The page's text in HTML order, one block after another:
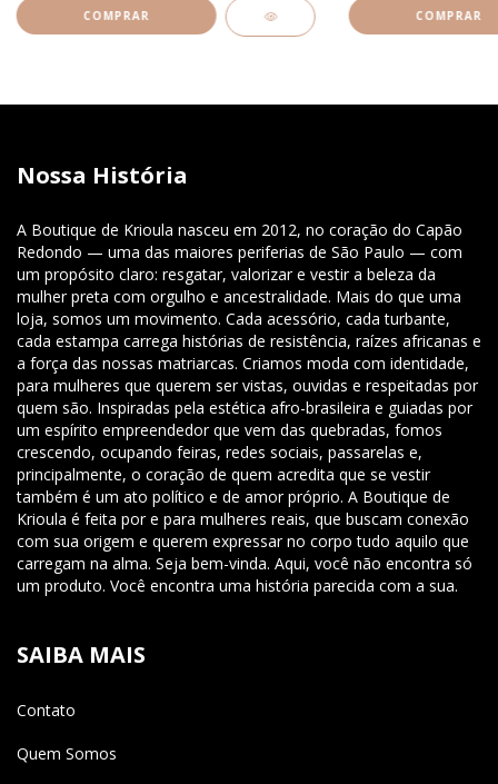
Nossa História
A Boutique de Krioula nasceu em 2012, no coração do Capão
Redondo — uma das maiores periferias de São Paulo — com
um propósito claro: resgatar, valorizar e vestir a beleza da
mulher preta com orgulho e ancestralidade. Mais do que uma
loja, somos um movimento. Cada acessório, cada turbante,
cada estampa carrega histórias de resistência, raízes africanas e
a força das nossas matriarcas. Criamos moda com identidade,
para mulheres que querem ser vistas, ouvidas e respeitadas por
quem são. Inspiradas pela estética afro-brasileira e guiadas por
um espírito empreendedor que vem das quebradas, fomos
crescendo, ocupando feiras, redes sociais, passarelas e,
principalmente, o coração de quem acredita que se vestir
também é um ato político e de amor próprio. A Boutique de
Krioula é feita por e para mulheres reais, que buscam conexão
com sua origem e querem expressar no corpo tudo aquilo que
carregam na alma. Seja bem-vinda. Aqui, você não encontra só
um produto. Você encontra uma história parecida com a sua.
SAIBA MAIS
Contato
Quem Somos